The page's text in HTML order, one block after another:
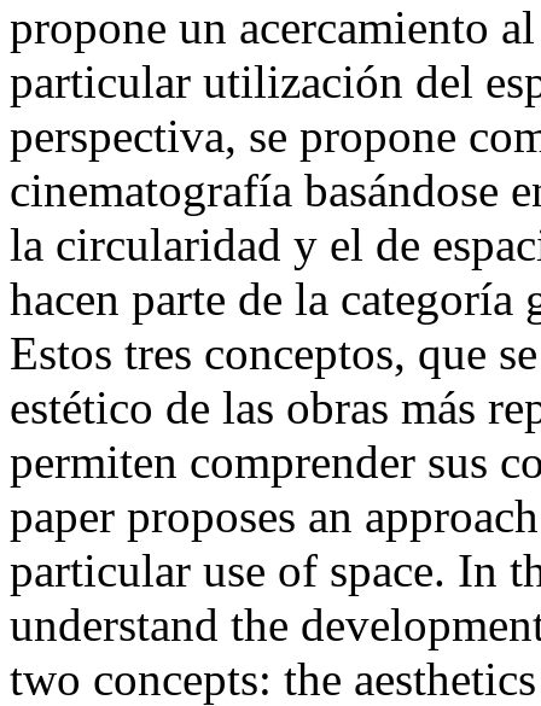
propone un acercamiento
particular utilización del
perspectiva, se propone
cinematografía basándose
la circularidad y el de
hacen parte de la categoría
Estos tres conceptos, que
estético de las obras más
permiten comprender sus
paper proposes an
particular use of space. In
understand the
two concepts: the